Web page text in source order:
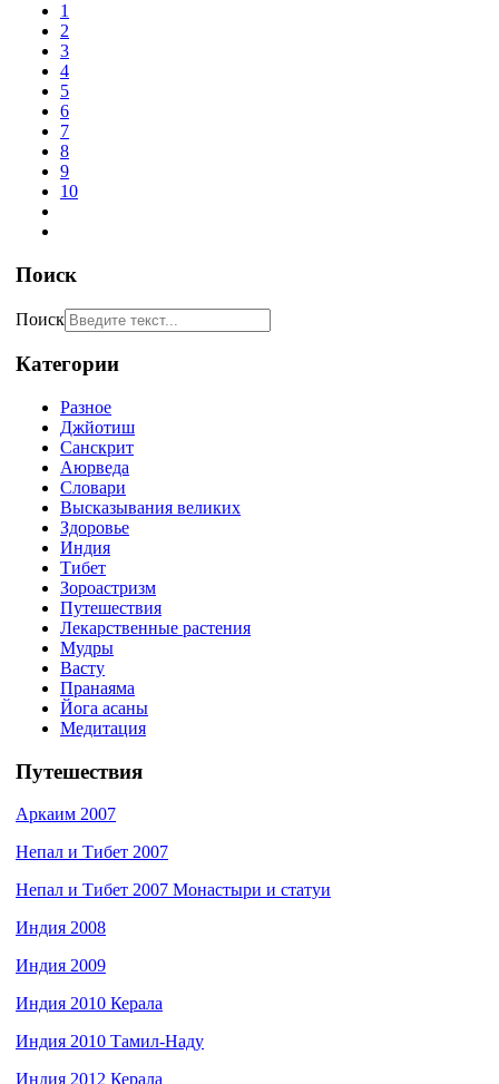
1
2
3
4
5
6
7
8
9
10
Поиск
Поиск
Категории
Разное
Джйотиш
Санскрит
Аюрведа
Словари
Высказывания великих
Здоровье
Индия
Тибет
Зороастризм
Путешествия
Лекарственные растения
Мудры
Васту
Пранаяма
Йога асаны
Медитация
Путешествия
Аркаим 2007
Непал и Тибет 2007
Непал и Тибет 2007 Монастыри и статуи
Индия 2008
Индия 2009
Индия 2010 Керала
Индия 2010 Тамил-Наду
Индия 2012 Керала